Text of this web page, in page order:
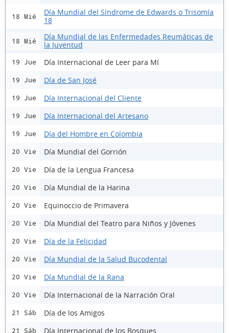
18 Mié
Día Mundial del Síndrome de Edwards o Trisomía
18
18 Mié
Día Mundial de las Enfermedades Reumáticas de
la Juventud
19 Jue Día Internacional de Leer para Mí
19 Jue Día de San José
19 Jue Día Internacional del Cliente
19 Jue Día Internacional del Artesano
19 Jue Día del Hombre en Colombia
20 Vie Día Mundial del Gorrión
20 Vie Día de la Lengua Francesa
20 Vie Día Mundial de la Harina
20 Vie Equinoccio de Primavera
20 Vie Día Mundial del Teatro para Niños y Jóvenes
20 Vie Día de la Felicidad
20 Vie Día Mundial de la Salud Bucodental
20 Vie Día Mundial de la Rana
20 Vie Día Internacional de la Narración Oral
21 Sáb Día de los Amigos
21 Sáb Día Internacional de los Bosques